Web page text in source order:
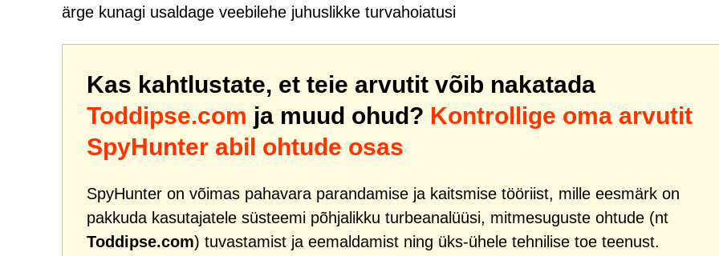
ärge kunagi usaldage veebilehe juhuslikke turvahoiatusi
Kas kahtlustate, et teie arvutit võib nakatada
Toddipse.com ja muud ohud? Kontrollige oma arvutit
SpyHunter abil ohtude osas
SpyHunter on võimas pahavara parandamise ja kaitsmise tööriist, mille eesmärk on
pakkuda kasutajatele süsteemi põhjalikku turbeanalüüsi, mitmesuguste ohtude (nt
Toddipse.com) tuvastamist ja eemaldamist ning üks-ühele tehnilise toe teenust.